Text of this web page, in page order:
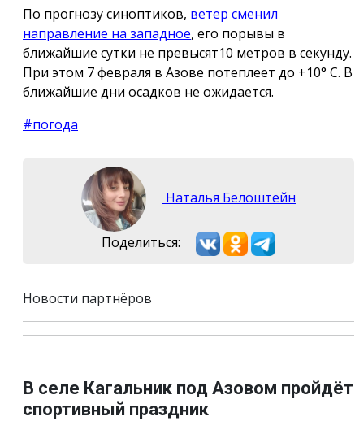
По прогнозу синоптиков, ветер сменил
направление на западное, его порывы в
ближайшие сутки не превысят10 метров в секунду.
При этом 7 февраля в Азове потеплеет до +10° С. В
ближайшие дни осадков не ожидается.
#погода
Наталья Белоштейн
Поделиться:
Новости партнёров
В селе Кагальник под Азовом пройдёт
спортивный праздник